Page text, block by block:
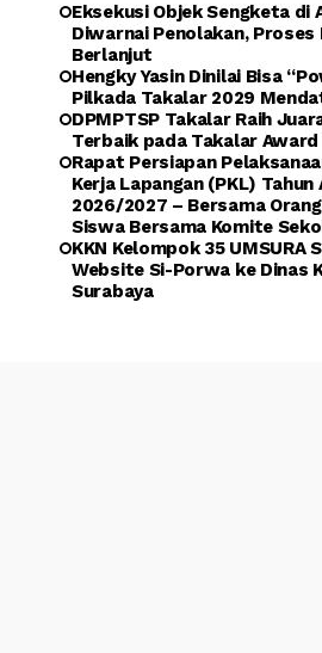
Eksekusi Objek Sengketa di
Diwarnai Penolakan, Proses
Berlanjut
Hengky Yasin Dinilai Bisa
Pilkada Takalar 2029
DPMPTSP Takalar Raih
Terbaik pada Takalar Award
Rapat Persiapan
Kerja Lapangan (PKL) Tahun
2026/2027 – Bersama
Siswa Bersama Komite
KKN Kelompok 35 UMSURA
Website Si-Porwa ke Dinas
Surabaya